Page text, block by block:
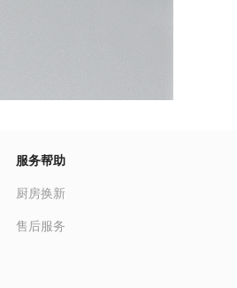
服务帮助
厨房换新
售后服务